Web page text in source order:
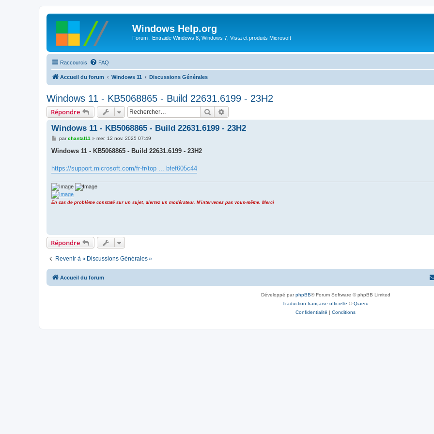
Windows Help.org
Forum : Entraide Windows 8, Windows 7, Vista et produits Microsoft
Raccourcis FAQ
Accueil du forum Windows 11 Discussions Générales
Windows 11 - KB5068865 - Build 22631.6199 - 23H2
Répondre Rechercher
Windows 11 - KB5068865 - Build 22631.6199 - 23H2
M
s
g
e
parchantal11 » mer. 12 nov. 2025 07:49
Windows 11 - KB5068865 - Build 22631.6199 - 23H2
https://support.microsoft.com/fr-fr/top ... bfef605c44
En cas de problème constaté sur un sujet, alertez un modérateur. N'intervenez pas vous-même. Merci
Répondre
Revenir à « Discussions Générales »
Accueil du forum
Développé parphpBB® Forum Software © phpBB Limited
Traduction française officielle ©Qiaeru
Confidentialité | Conditions